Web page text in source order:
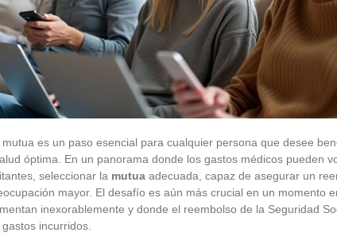
es un paso esencial para cualquier persona que desee
óptima. En un panorama donde los gastos médicos pueden
seleccionar la mutua adecuada, capaz de asegurar un
mayor. El desafío es aún más crucial en un momento
inexorablemente y donde el reembolso de la Seguridad
incurridos.